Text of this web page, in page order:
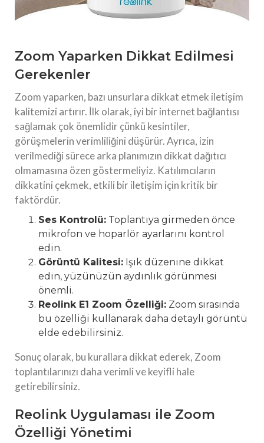
Zoom Yaparken Dikkat Edilmesi
Gerekenler
Zoom yaparken, bazı unsurlara dikkat etmek iletişim
kalitemizi artırır. İlk olarak, iyi bir internet bağlantısı
sağlamak çok önemlidir çünkü kesintiler,
görüşmelerin verimliliğini düşürür. Ayrıca, izin
verilmediği sürece arka planımızın dikkat dağıtıcı
olmamasına özen göstermeliyiz. Katılımcıların
dikkatini çekmek, etkili bir iletişim için kritik bir
faktördür.
Ses Kontrolü: Toplantıya girmeden önce
mikrofon ve hoparlör ayarlarını kontrol
edin.
Görüntü Kalitesi: Işık düzenine dikkat
edin, yüzünüzün aydınlık görünmesi
önemli.
Reolink E1 Zoom Özelliği: Zoom sırasında
bu özelliği kullanarak daha detaylı görüntü
elde edebilirsiniz.
Sonuç olarak, bu kurallara dikkat ederek, Zoom
toplantılarınızı daha verimli ve keyifli hale
getirebilirsiniz.
Reolink Uygulaması ile Zoom
Özelliği Yönetimi